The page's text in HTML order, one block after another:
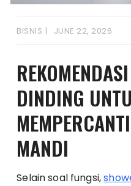
BISNIS JUNE 22, 2026
DINDING
MANDI
Selain soal fungsi,